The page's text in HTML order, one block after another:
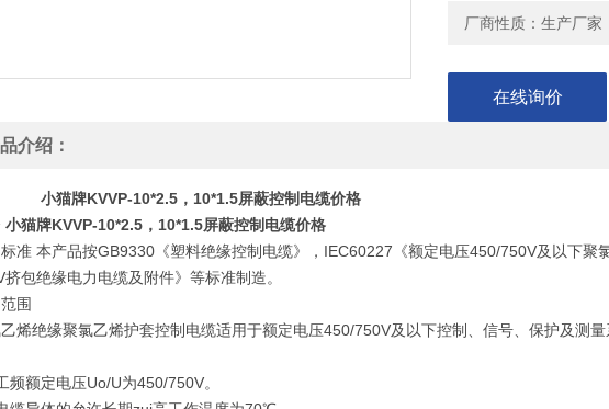
厂商性质：生产厂家
在线询价
介绍：
小猫牌KVVP-10*2.5，10*1.5屏蔽控制电缆价格
小猫牌KVVP-10*2.5，10*1.5屏蔽控制电缆价格
准 本产品按GB9330《塑料绝缘控制电缆》，IEC60227《额定电压450/750V及以下聚
挤包绝缘电力电缆及附件》等标准制造。
围
烯绝缘聚氯乙烯护套控制电缆适用于额定电压450/750V及以下控制、信号、保护及测
频额定电压Uo/U为450/750V。